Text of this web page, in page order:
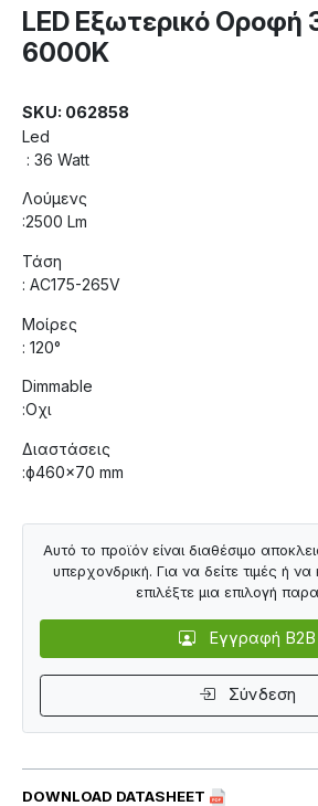
LED Εξωτερικό Οροφή
6000K
SKU: 062858
Led
: 36 Watt
Λούμενς
:2500 Lm
Τάση
: AC175-265V
Μοίρες
: 120°
Dimmable
:Οχι
Διαστάσεις
:ф460×70 mm
DOWNLOAD DATASHEET
Αυτό το προϊόν είναι διαθέσιμο
υπερχονδρική. Για να δείτε τιμές ή
επιλέξτε μια επιλογή
Εγγραφή B2B
Σύνδεση